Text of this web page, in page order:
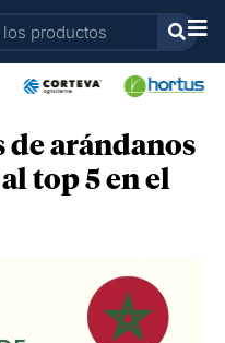
de arándanos
top 5 en el